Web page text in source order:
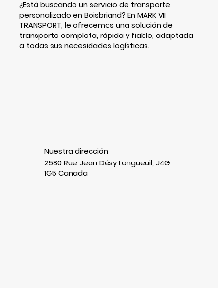
¿Está buscando un servicio de transporte
personalizado en Boisbriand? En MARK VII
TRANSPORT, le ofrecemos una solución de
transporte completa, rápida y fiable, adaptada
a todas sus necesidades logísticas.
Nuestra dirección
2580 Rue Jean Désy Longueuil, J4G
1G5 Canada